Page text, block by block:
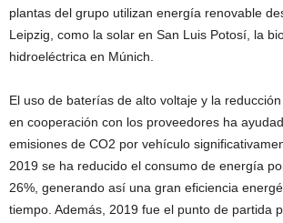
plantas del grupo utilizan energía renovable
Leipzig, como la solar en San Luis Potosí, la
hidroeléctrica en Múnich.
El uso de baterías de alto voltaje y la
en cooperación con los proveedores ha
emisiones de CO2 por vehículo
2019 se ha reducido el consumo de energía
26%, generando así una gran eficiencia
tiempo. Además, 2019 fue el punto de partida